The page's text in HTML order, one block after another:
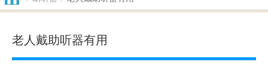
老人戴助听器有用